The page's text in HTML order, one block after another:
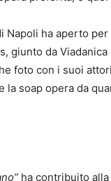
Napoli ha aperto
giunto da
foto con i suoi
la soap opera da
ha contribuito